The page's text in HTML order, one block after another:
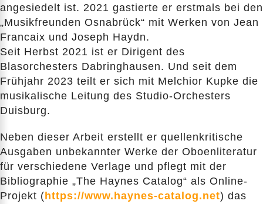
angesiedelt ist. 2021 gastierte er erstmals bei den
„Musikfreunden Osnabrück“ mit Werken von Jean
Francaix und Joseph Haydn.
Seit Herbst 2021 ist er Dirigent des
Blasorchesters Dabringhausen. Und seit dem
Frühjahr 2023 teilt er sich mit Melchior Kupke die
musikalische Leitung des Studio-Orchesters
Duisburg.
Neben dieser Arbeit erstellt er quellenkritische
Ausgaben unbekannter Werke der Oboenliteratur
für verschiedene Verlage und pflegt mit der
Bibliographie „The Haynes Catalog“ als Online-
Projekt ( https://www.haynes-catalog.net) das